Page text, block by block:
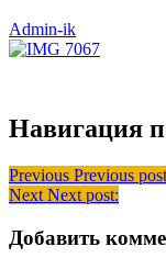
Admin-ik
Навигация
Previous Previous
Next Next post:
Добавить